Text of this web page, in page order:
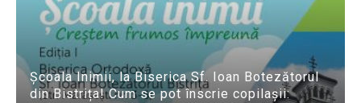
Școala Inimii, la Biserica Sf. Ioan Botezătorul
din Bistrița! Cum se pot înscrie copilașii: